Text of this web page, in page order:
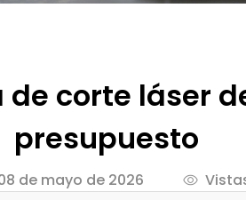
corte láser
presupuesto
de mayo de 2026